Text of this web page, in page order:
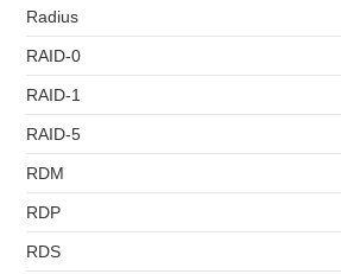
Radius
RAID-0
RAID-1
RAID-5
RDM
RDP
RDS